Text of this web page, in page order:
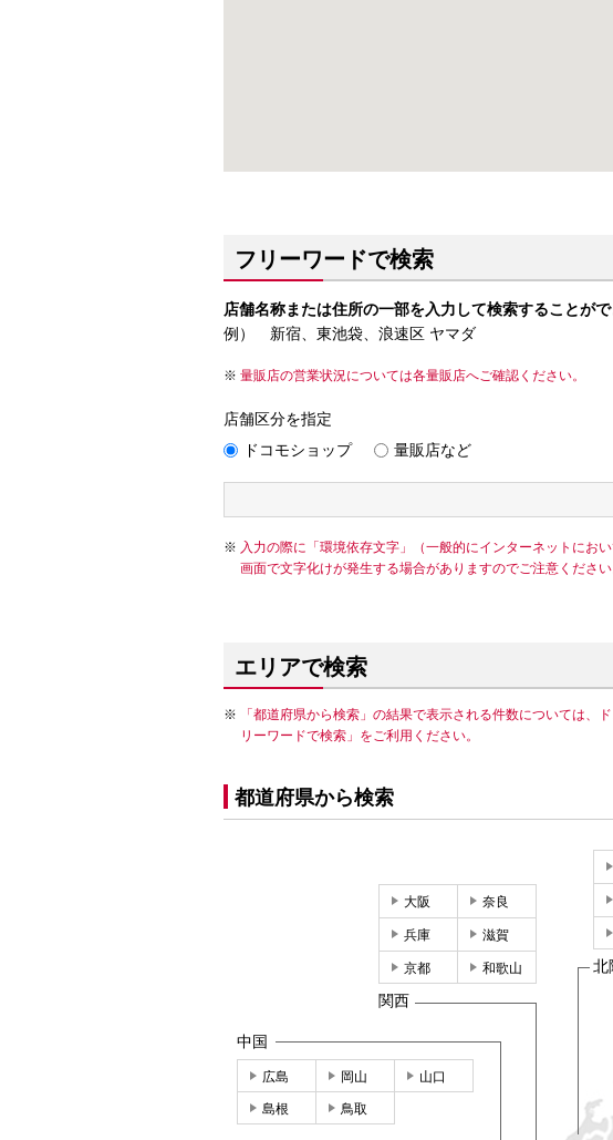
フリーワードで検索
店舗名称または住所の一部を入力して検索することがで
例） 新宿、東池袋、浪速区 ヤマダ
量販店の営業状況については各量販店へご確認ください。
店舗区分を指定
ドコモショップ
量販店など
入力の際に「環境依存文字」（一般的にインターネットにお
画面で文字化けが発生する場合がありますのでご注意ください
エリアで検索
「都道府県から検索」の結果で表示される件数については
リーワードで検索」をご利用ください。
都道府県から検索
北
大阪 奈良
兵庫 滋賀
京都 和歌山
関西
中国
広島 岡山 山口
島根 鳥取